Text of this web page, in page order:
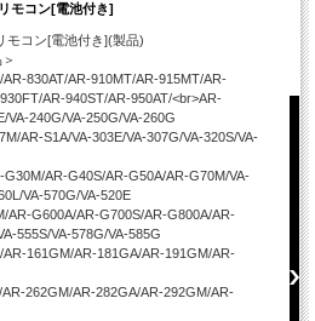
モコン[電池付き]
モコン[電池付き](製品)
830AT/AR-910MT/AR-915MT/AR-
AR-940ST/AR-950AT/<br>AR-
VA-240G/VA-250G/VA-260G
AR-S1A/VA-303E/VA-307G/VA-320S/VA-
AR-G40S/AR-G50A/AR-G70M/VA-
VA-570G/VA-520E
AR-G600A/AR-G700S/AR-G800A/AR-
555S/VA-578G/VA-585G
161GM/AR-181GA/AR-191GM/AR-
262GM/AR-282GA/AR-292GM/AR-